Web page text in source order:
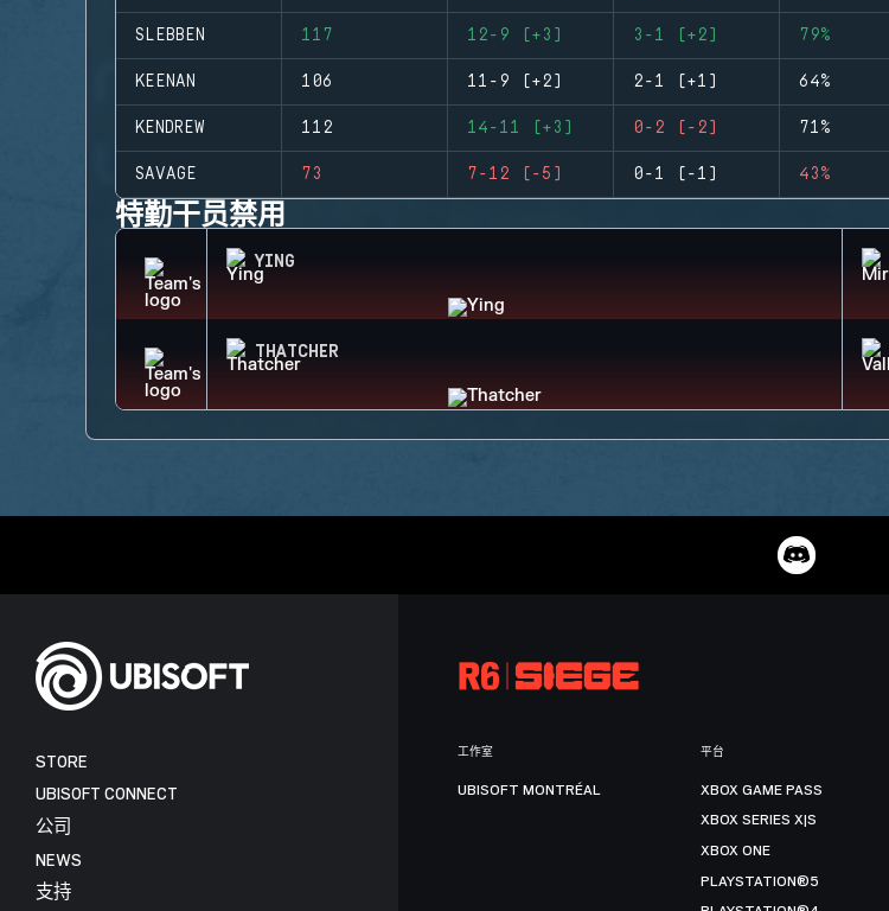
SLEBBEN 117 12-9 (+3) 3-1 (+2) 79%
KEENAN 106 11-9 (+2) 2-1 (+1) 64%
KENDREW 112 14-11 (+3) 0-2 (-2) 71%
SAVAGE 73 7-12 (-5) 0-1 (-1) 43%
特勤干员禁用
YING
THATCHER
STORE
UBISOFT CONNECT
公司
NEWS
支持
工作室
UBISOFT MONTRÉAL
平台
XBOX GAME PASS
XBOX SERIES X|S
XBOX ONE
PLAYSTATION®5